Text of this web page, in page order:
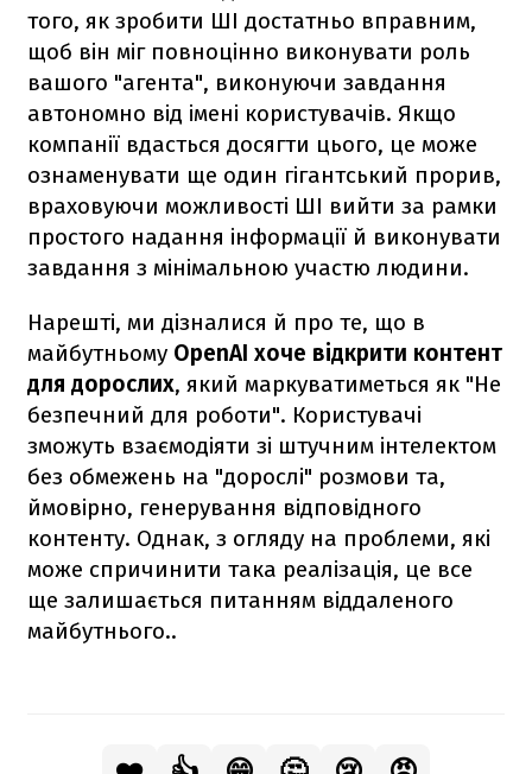
того, як зробити ШІ достатньо вправним,
щоб він міг повноцінно виконувати роль
вашого "агента", виконуючи завдання
автономно від імені користувачів. Якщо
компанії вдасться досягти цього, це може
ознаменувати ще один гігантський прорив,
враховуючи можливості ШІ вийти за рамки
простого надання інформації й виконувати
завдання з мінімальною участю людини.
Нарешті, ми дізналися й про те, що в
майбутньому OpenAI хоче відкрити контент
для дорослих, який маркуватиметься як "Не
безпечний для роботи". Користувачі
зможуть взаємодіяти зі штучним інтелектом
без обмежень на "дорослі" розмови та,
ймовірно, генерування відповідного
контенту. Однак, з огляду на проблеми, які
може спричинити така реалізація, це все
ще залишається питанням віддаленого
майбутнього..